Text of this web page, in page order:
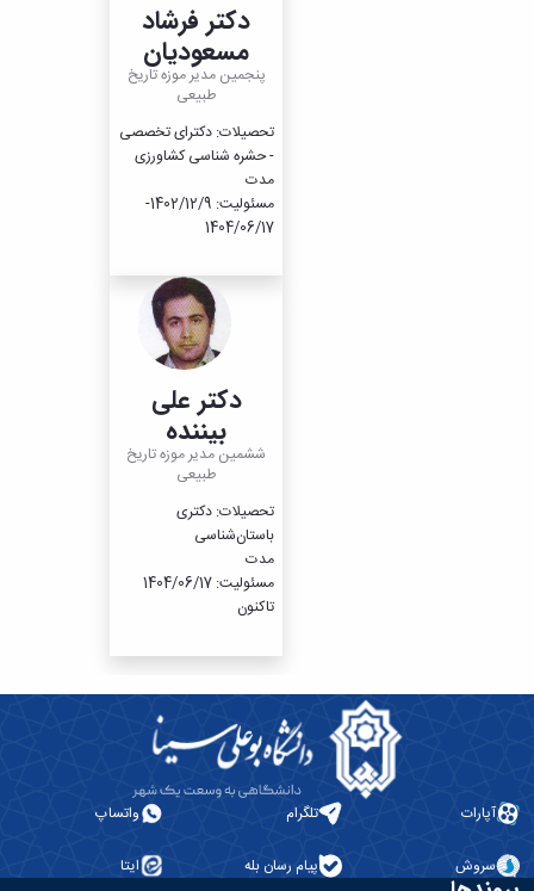
دکتر فرشاد
مسعودیان
پنجمین مدیر موزه تاریخ
طبیعی
تحصیلات: دکترای تخصصی
- حشره شناسی کشاورزی
مدت
مسئولیت: 1402/12/9-
1404/06/17
دکتر علی
بیننده
ششمین مدیر موزه تاریخ
طبیعی
تحصیلات: دکتری
باستان‌شناسی
مدت
مسئولیت: 1404/06/17
تاکنون
آپارات تلگرام واتساپ
سروش پیام رسان بله ایتا